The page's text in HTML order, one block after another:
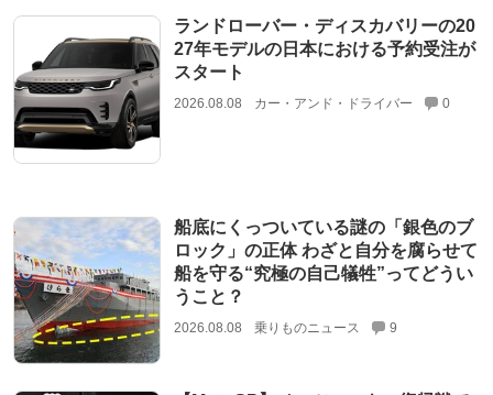
ランドローバー・ディスカバリーの20
27年モデルの日本における予約受注が
スタート
2026.08.08 カー・アンド・ドライバー 0
船底にくっついている謎の「銀色のブ
ロック」の正体 わざと自分を腐らせて
船を守る“究極の自己犠牲”ってどうい
うこと？
2026.08.08 乗りものニュース 9